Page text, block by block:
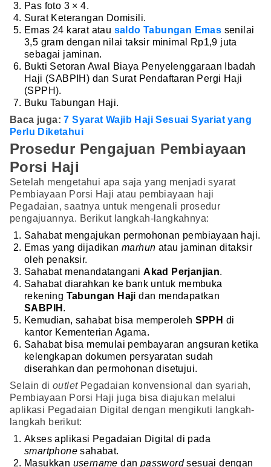
Pas foto 3 × 4.
Surat Keterangan Domisili.
Emas 24 karat atau saldo Tabungan Emas senilai
3,5 gram dengan nilai taksir minimal Rp1,9 juta
sebagai jaminan.
Bukti Setoran Awal Biaya Penyelenggaraan Ibadah
Haji (SABPIH) dan Surat Pendaftaran Pergi Haji
(SPPH).
Buku Tabungan Haji.
Baca juga:7 Syarat Wajib Haji Sesuai Syariat yang
Perlu Diketahui
Prosedur Pengajuan Pembiayaan
Porsi Haji
Setelah mengetahui apa saja yang menjadi syarat
Pembiayaan Porsi Haji atau pembiayaan haji
Pegadaian, saatnya untuk mengenali prosedur
pengajuannya. Berikut langkah-langkahnya:
Sahabat mengajukan permohonan pembiayaan haji.
Emas yang dijadikan marhun atau jaminan ditaksir
oleh penaksir.
Sahabat menandatanganiAkad Perjanjian.
Sahabat diarahkan ke bank untuk membuka
rekening Tabungan Haji dan mendapatkan
SABPIH .
Kemudian, sahabat bisa memperoleh SPPH di
kantor Kementerian Agama.
Sahabat bisa memulai pembayaran angsuran ketika
kelengkapan dokumen persyaratan sudah
diserahkan dan permohonan disetujui.
Selain di outletPegadaian konvensional dan syariah,
Pembiayaan Porsi Haji juga bisa diajukan melalui
aplikasi Pegadaian Digital dengan mengikuti langkah-
langkah berikut:
Akses aplikasi Pegadaian Digital di pada
smartphone sahabat.
Masukkan username dan passwordsesuai dengan